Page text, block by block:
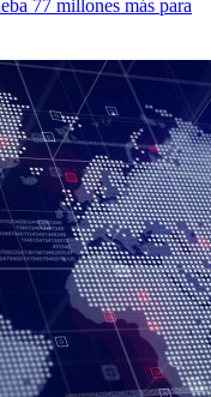
77 millones más para